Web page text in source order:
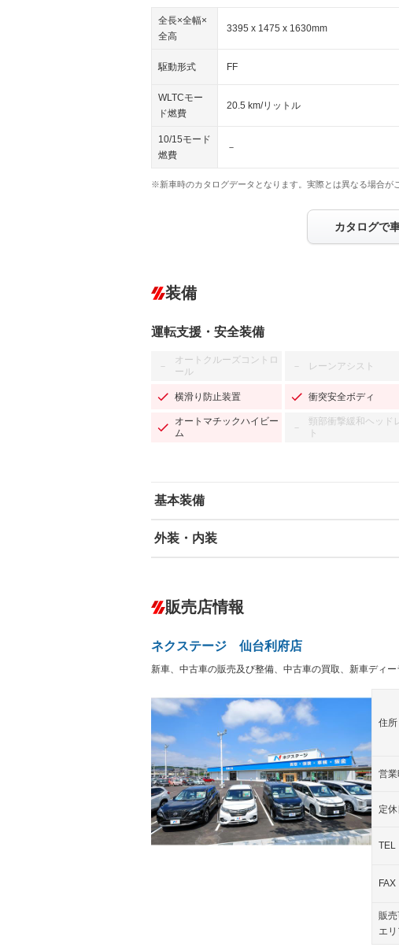
全長×全幅×
全高
3395 x 1475 x 1630mm
駆動形式 FF
WLTCモー
ド燃費
20.5 km/リットル
10/15モード
燃費
－
※新車時のカタログデータとなります。実際とは異なる場合が
カタログで
装備
運転支援・安全装備
－
オートクルーズコントロ
ール
－ レーンアシスト
横滑り防止装置 衝突安全ボディ
オートマチックハイビー
ム
－
頸部衝撃緩和ヘッド
ト
基本装備
エアバッグ：運転席/助手席/サイド
－ ダウンヒルアシストコントロール
－ Bluetooth接続 －
外装・内装
－ オーディオ
－
ー
－
LEDヘッドランプ － HID(キセノンライト)
－ ETC － エアロ
ランフラットタイヤ － パワーシート
－ フルフラットシート － チップアップシート
－ シートヒーター － ウォークスルー
－ フロントカメラ － シートエアコン
ルーフレール － エアサスペンション
販売店情報
ネクステージ 仙台利府店
新車、中古車の販売及び整備、中古車の買取、新車ディ
住所
営業
定休
TEL
FAX
販
エリ